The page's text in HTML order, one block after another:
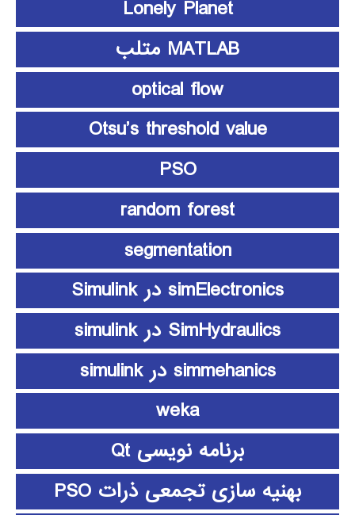
Lonely Planet
MATLAB متلب
optical flow
Otsu’s threshold value
PSO
random forest
segmentation
simElectronics در Simulink
SimHydraulics در simulink
simmehanics در simulink
weka
برنامه نویسی Qt
بهنیه سازی تجمعی ذرات PSO